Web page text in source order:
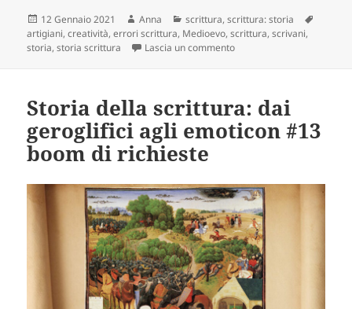
Scritto
il
12 Gennaio 2021 Autore
Anna Categorie
scrittura,scrittura: storia
artigiani,creatività,errori scrittura, Medioevo,scrittura,scrivani,
storia,storia scrittura Lascia un commentosu Storia della scrittura:
Storia della scrittura: dai
geroglifici agli emoticon #13
boom di richieste